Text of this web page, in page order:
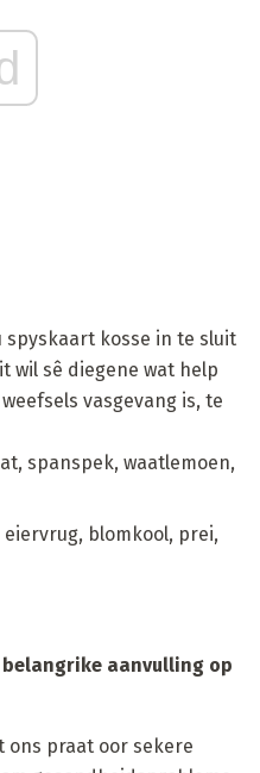
spyskaart kosse in te sluit
wil sê diegene wat help
vasgevang is, te
spanspek, waatlemoen,
blomkool, prei,
aanvulling op
ons praat oor sekere